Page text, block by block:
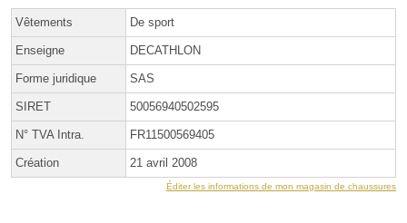
Vêtements De sport
Enseigne DECATHLON
Forme juridique SAS
SIRET 50056940502595
N° TVA Intra. FR11500569405
Création 21 avril 2008
Éditer les informations de mon magasin de chaussures